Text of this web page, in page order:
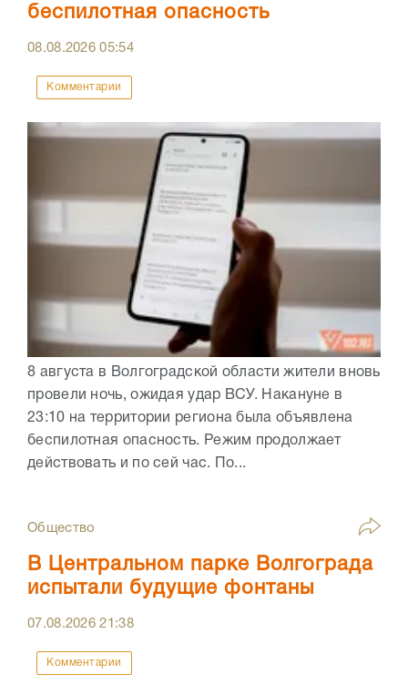
беспилотная опасность
08.08.202605:54
Комментарии
8 августа в Волгоградской области жители вновь
провели ночь, ожидая удар ВСУ. Накануне в
23:10 на территории региона была объявлена
беспилотная опасность. Режим продолжает
действовать и по сей час. По...
Общество
В Центральном парке Волгограда
испытали будущие фонтаны
07.08.202621:38
Комментарии